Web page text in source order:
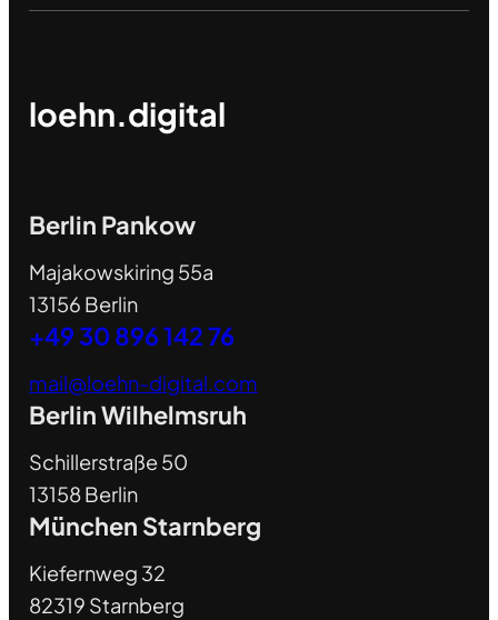
loehn.digital
Berlin Pankow
Majakowskiring 55a
13156 Berlin
+49 30 896 142 76
mail@loehn-digital.com
Berlin Wilhelmsruh
Schillerstraße 50
13158 Berlin
München Starnberg
Kiefernweg 32
82319 Starnberg